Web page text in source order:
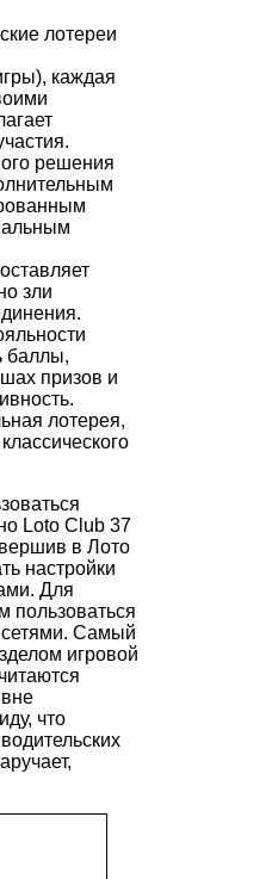
лотереи
каждая
решения
зли
баллы,
призов и
лотерея,
Loto Club 37
в Лото
настройки
Для
пользоваться
Самый
игровой
что